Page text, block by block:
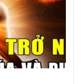
Đeo Mặt Nạ Vào Và